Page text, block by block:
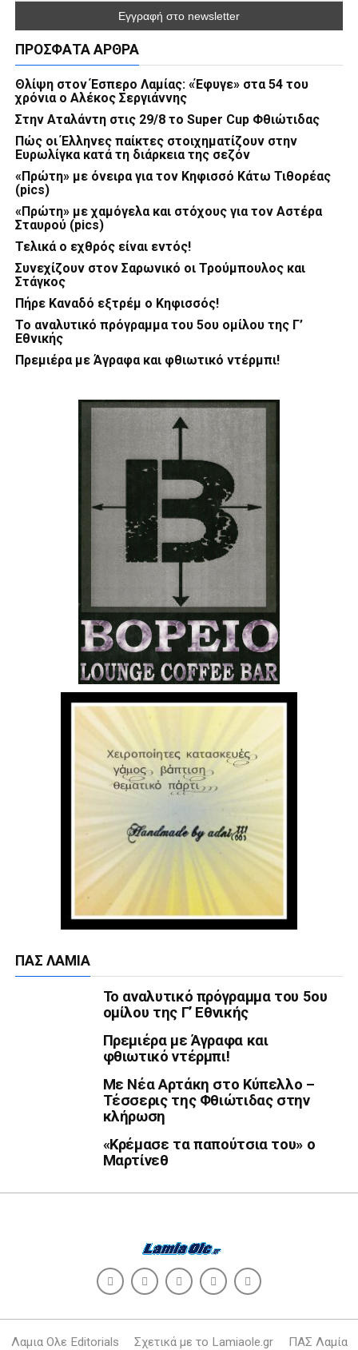
ΠΡΌΣΦΑΤΑ ΆΡΘΡΑ
Θλίψη στον Έσπερο Λαμίας: «Έφυγε» στα 54 του
χρόνια ο Αλέκος Σεργιάννης
Στην Αταλάντη στις 29/8 το Super Cup Φθιώτιδας
Πώς οι Έλληνες παίκτες στοιχηματίζουν στην
Ευρωλίγκα κατά τη διάρκεια της σεζόν
«Πρώτη» με όνειρα για τον Κηφισσό Κάτω Τιθορέας
(pics)
«Πρώτη» με χαμόγελα και στόχους για τον Αστέρα
Σταυρού (pics)
Τελικά ο εχθρός είναι εντός!
Συνεχίζουν στον Σαρωνικό οι Τρούμπουλος και
Στάγκος
Πήρε Καναδό εξτρέμ ο Κηφισσός!
Το αναλυτικό πρόγραμμα του 5ου ομίλου της Γ’
Εθνικής
Πρεμιέρα με Άγραφα και φθιωτικό ντέρμπι!
ΠΑΣ ΛΑΜΊΑ
Το αναλυτικό πρόγραμμα του 5ου
ομίλου της Γ’ Εθνικής
Πρεμιέρα με Άγραφα και
φθιωτικό ντέρμπι!
Με Νέα Αρτάκη στο Κύπελλο –
Τέσσερις της Φθιώτιδας στην
κλήρωση
«Κρέμασε τα παπούτσια του» ο
Μαρτίνεθ
Λαμια Ολε Editorials Σχετικά με το Lamiaole.gr ΠΑΣ Λαμία